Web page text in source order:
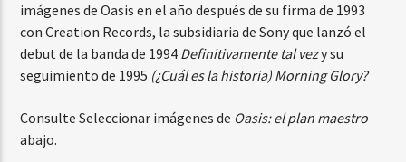
imágenes de Oasis en el año después de su firma de 1993
con Creation Records, la subsidiaria de Sony que lanzó el
debut de la banda de 1994 Definitivamente tal vezy su
seguimiento de 1995 (¿Cuál es la historia) Morning Glory?
Consulte Seleccionar imágenes de Oasis: el plan maestro
abajo.